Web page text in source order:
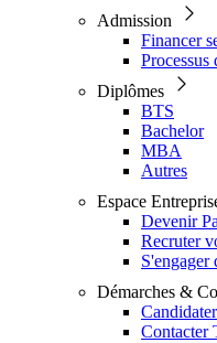
Admission
Financer
Processus
Diplômes
BTS
Bachelor
MBA
Autres
Espace
Devenir
Recruter
S'engager
Démarches &
Contacter